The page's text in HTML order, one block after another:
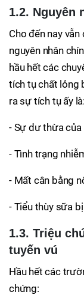
1.2. Nguyên
Cho đến nay
nguyên nhân
hầu hết các
tích tụ chất lỏng
ra sự tích tụ ấy là:
- Sự dư thừa
- Tình trạng
- Mất cân bằng
- Tiểu thùy sữa
1.3. Triệu
tuyến vú
Hầu hết các
chứng: